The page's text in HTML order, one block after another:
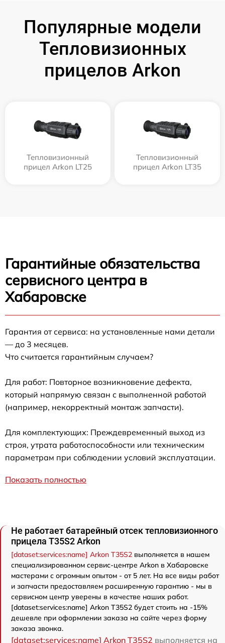
Популярные модели
Тепловизионных
прицелов Arkon
Тепловизионный
прицел Arkon LT25
Тепловизионный
прицел Arkon LT35
Гарантийные обязательства
сервисного центра в
Хабаровске
Гарантия от сервиса: на установленные нами детали
— до 3 месяцев.
Что считается гарантийным случаем?
Для работ: Повторное возникновение дефекта,
который напрямую связан с выполненной работой
(например, некорректный монтаж запчасти).
Для комплектующих: Преждевременный выход из
строя, утрата работоспособности или техническим
параметрам при соблюдении условий эксплуатации.
Показать полностью
Не работает батарейный отсек тепловизионного
прицела T35S2 Arkon
[dataset:services:name] Arkon T35S2 выполняется в нашем
специализированном сервис-центре Arkon в Хабаровске
мастерами с огромным опытом - от 5 лет. На все виды работ
и запчасти предоставляем расширенную гарантию - мы в
сервисном центр уверены в качестве наших работ.
[dataset:services:name] Arkon T35S2 будет стоить на -15%
дешевле при оформлении заказа на сайте через форму
заказа звонка.
[dataset:services:name] Arkon T35S2 выполняется на